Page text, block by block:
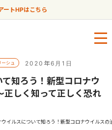
ートHPはこちら
シュ 2020年6月1日
知ろう！新型コロナウ
正しく知って正しく恐れ
ウイルスについて知ろう！新型コロナウイルス